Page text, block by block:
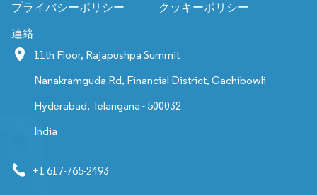
プライバシーポリシー クッキーポリシー
連絡
11th Floor, Rajapushpa Summit
Nanakramguda Rd, Financial District, Gachibowli
Hyderabad, Telangana - 500032
India
+1 617-765-2493